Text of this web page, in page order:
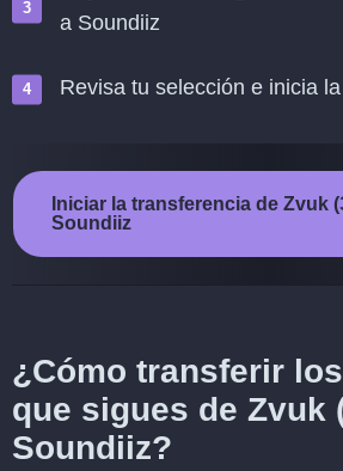
a Soundiiz
Revisa tu selección e inicia
Iniciar la transferencia de Zvuk
Soundiiz
¿Cómo transferir
que sigues de Zvuk
Soundiiz?